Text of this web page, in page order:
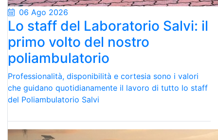
06 Ago 2026
Lo staff del Laboratorio Salvi: il
primo volto del nostro
poliambulatorio
Professionalità, disponibilità e cortesia sono i valori
che guidano quotidianamente il lavoro di tutto lo staff
del Poliambulatorio Salvi